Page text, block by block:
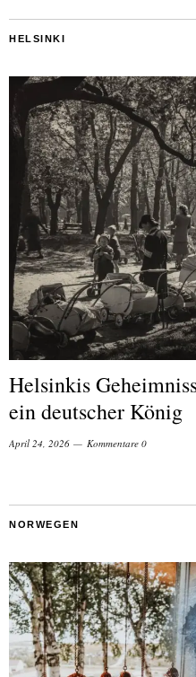
HELSINKI
Helsinkis
ein deutscher König
April 24, 2026 Kommentare 0
NORWEGEN